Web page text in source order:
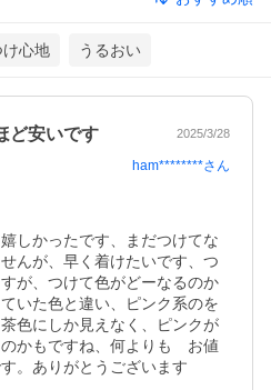
け心地 うるおい
ど安いです 2025/3/28
ham********さん
しかったです、まだつけてな
んが、早く着けたいです、つ
が、つけて色がどーなるのか
いた色と違い、ピンク系のを
色にしか見えなく、ピンクが
かもですね、何よりも　お値
。ありがとうございます